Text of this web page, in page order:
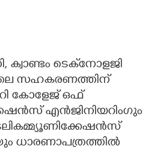
ക്വാണ്ടം ടെക്‌നോളജി
സഹകരണത്തിന്
കോളേജ് ഒഫ്
എൻജിനിയറിംഗും
ധാരണാപത്രത്തിൽ